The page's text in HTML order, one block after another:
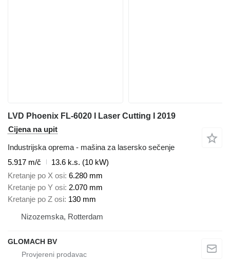
LVD Phoenix FL-6020 I Laser Cutting I 2019
Cijena na upit
Industrijska oprema - mašina za lasersko sečenje
5.917 m/č
13.6 k.s. (10 kW)
Kretanje po X osi 6.280 mm
Kretanje po Y osi 2.070 mm
Kretanje po Z osi 130 mm
Nizozemska, Rotterdam
GLOMACH BV